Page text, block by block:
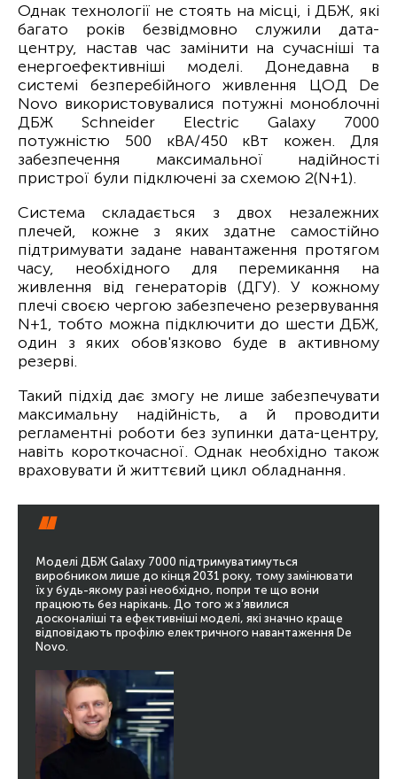
Однак технології не стоять на місці, і ДБЖ, які
багато років безвідмовно служили дата-
центру, настав час замінити на сучасніші та
енергоефективніші моделі. Донедавна в
системі безперебійного живлення ЦОД De
Novo використовувалися потужні моноблочні
ДБЖ Schneider Electric Galaxy 7000
потужністю 500 кВА/450 кВт кожен. Для
забезпечення максимальної надійності
пристрої були підключені за схемою 2(N+1).
Система складається з двох незалежних
плечей, кожне з яких здатне самостійно
підтримувати задане навантаження протягом
часу, необхідного для перемикання на
живлення від генераторів (ДГУ). У кожному
плечі своєю чергою забезпечено резервування
N+1, тобто можна підключити до шести ДБЖ,
один з яких обов'язково буде в активному
резерві.
Такий підхід дає змогу не лише забезпечувати
максимальну надійність, а й проводити
регламентні роботи без зупинки дата-центру,
навіть короткочасної. Однак необхідно також
враховувати й життєвий цикл обладнання.
“
Моделі ДБЖ Galaxy 7000 підтримуватимуться
виробником лише до кінця 2031 року, тому замінювати
їх у будь-якому разі необхідно, попри те що вони
працюють без нарікань. До того ж з’явилися
досконаліші та ефективніші моделі, які значно краще
відповідають профілю електричного навантаження De
Novo.